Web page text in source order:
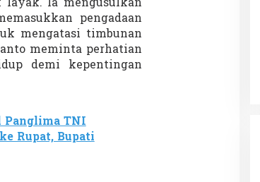
Ia mengusulkan
pengadaan
mengatasi timbunan
meminta perhatian
demi kepentingan
TNI
Rupat, Bupati
di
Demonstrasi Gen-Z Guncang
Nepal, PM Mundur Mendadak
Setelah Gedung Parlemen Dibakar
Di GLOBAL, SOROTAN